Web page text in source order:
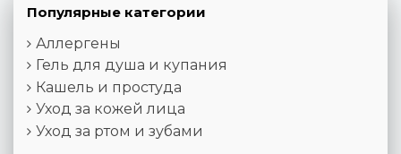
Популярные категории
Аллергены
Гель для душа и купания
Кашель и простуда
Уход за кожей лица
Уход за ртом и зубами